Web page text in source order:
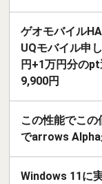
ゲオモバイル
UQモバイル申
円+1万円分の
9,900円
この性能でこ
でarrows Alpha
Windows 11に